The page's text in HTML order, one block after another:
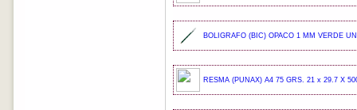
BOLIGRAFO (BIC) OPACO 1 MM VERDE
RESMA (PUNAX) A4 75 GRS. 21 x 29.7 X